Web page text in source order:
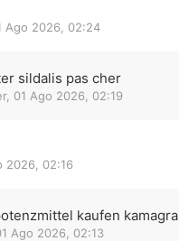
Ago 2026, 02:24
sildalis pas cher
, 01 Ago 2026, 02:19
2026, 02:16
kaufen kamagra
Ago 2026, 02:13